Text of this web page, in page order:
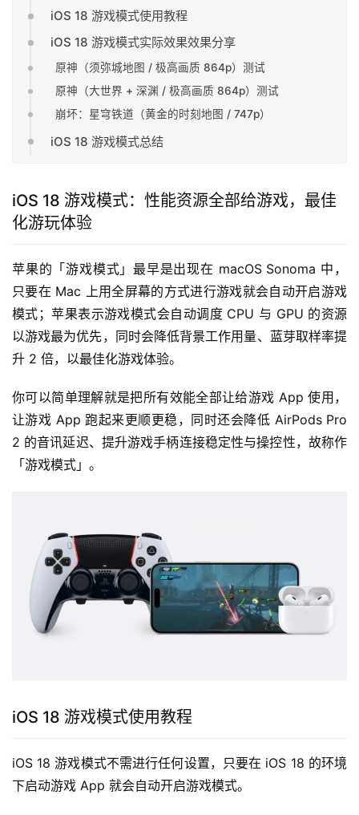
iOS 18 游戏模式使用教程
iOS 18 游戏模式实际效果效果分享
原神（须弥城地图 / 极高画质 864p）测试
原神（大世界 + 深渊 / 极高画质 864p）测试
崩坏：星穹铁道（黄金的时刻地图 / 747p）
iOS 18 游戏模式总结
iOS 18 游戏模式：性能资源全部给游戏，最佳
化游玩体验
苹果的「游戏模式」最早是出现在 macOS Sonoma 中，
只要在 Mac 上用全屏幕的方式进行游戏就会自动开启游戏
模式；苹果表示游戏模式会自动调度 CPU 与 GPU 的资源
以游戏最为优先，同时会降低背景工作用量、蓝芽取样率提
升 2 倍，以最佳化游戏体验。
你可以简单理解就是把所有效能全部让给游戏 App 使用，
让游戏 App 跑起来更顺更稳，同时还会降低 AirPods Pro
2 的音讯延迟、提升游戏手柄连接稳定性与操控性，故称作
「游戏模式」。
iOS 18 游戏模式使用教程
iOS 18 游戏模式不需进行任何设置，只要在 iOS 18 的环境
下启动游戏 App 就会自动开启游戏模式。